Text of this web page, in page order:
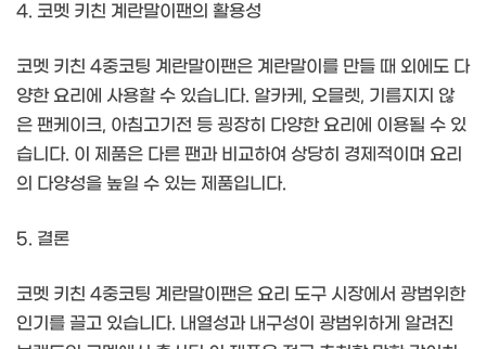
4. 코멧 키친 계란말이팬의 활용성
코멧 키친 4중코팅 계란말이팬은 계란말이를 만들 때 외에도 다
양한 요리에 사용할 수 있습니다. 알카케, 오믈렛, 기름지지 않
은 팬케이크, 아침고기전 등 굉장히 다양한 요리에 이용될 수 있
습니다. 이 제품은 다른 팬과 비교하여 상당히 경제적이며 요리
의 다양성을 높일 수 있는 제품입니다.
5. 결론
코멧 키친 4중코팅 계란말이팬은 요리 도구 시장에서 광범위한
인기를 끌고 있습니다. 내열성과 내구성이 광범위하게 알려진